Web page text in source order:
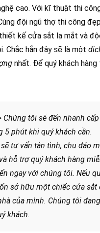
cao. Với kĩ thuật thi
đội ngũ thợ thi công
kế cửa sắt lạ mắt và
Chắc hẳn đây sẽ là một
nhất. Để quý khách
Chúng tôi sẽ đến nhanh
5 phút khi quý khách cần.
tư vấn tận tình, chu đáo
hỗ trợ quý khách hàng
ngay với chúng tôi. Nếu
sở hữu một chiếc cửa sắt
của mình. Chúng tôi đang
khách.